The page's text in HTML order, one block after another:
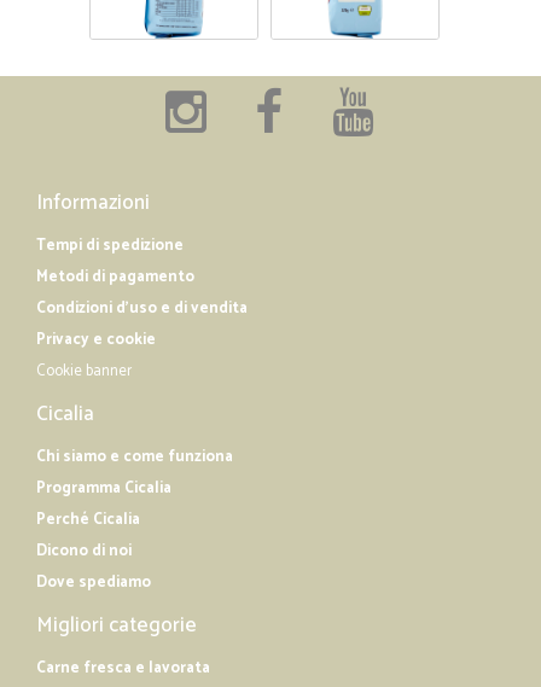
Informazioni
Tempi di spedizione
Metodi di pagamento
Condizioni d'uso e di vendita
Privacy e cookie
Cookie banner
Cicalia
Chi siamo e come funziona
Programma Cicalia
Perché Cicalia
Dicono di noi
Dove spediamo
Migliori categorie
Carne fresca e lavorata